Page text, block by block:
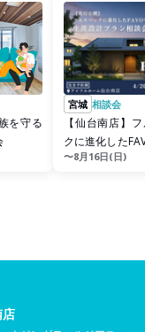
を守る
宮城 相談会
【仙台南店】
クに進化した
る 生涯設計プラ
〜8月16日(日)